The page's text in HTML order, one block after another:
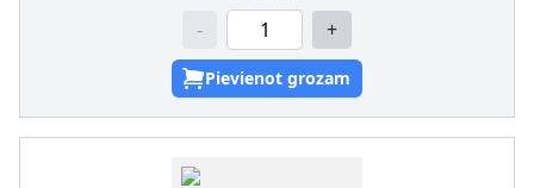
- +
Pievienot grozam